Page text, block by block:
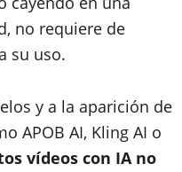
no requiere de
su uso.
y a la aparición de
APOB AI, Kling AI o
vídeos con IA no